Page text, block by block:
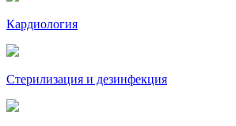
Кардиология
Стерилизация и дезинфекция